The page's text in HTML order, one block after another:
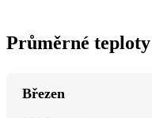
Průměrné
Březen